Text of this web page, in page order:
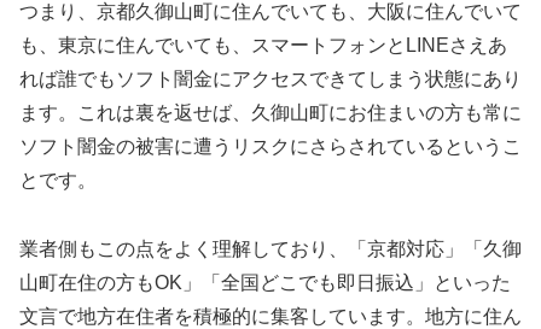
つまり、京都久御山町に住んでいても、大阪に住んでいて
も、東京に住んでいても、スマートフォンとLINEさえあ
れば誰でもソフト闇金にアクセスできてしまう状態にあり
ます。これは裏を返せば、久御山町にお住まいの方も常に
ソフト闇金の被害に遭うリスクにさらされているというこ
とです。
業者側もこの点をよく理解しており、「京都対応」「久御
山町在住の方もOK」「全国どこでも即日振込」といった
文言で地方在住者を積極的に集客しています。地方に住ん